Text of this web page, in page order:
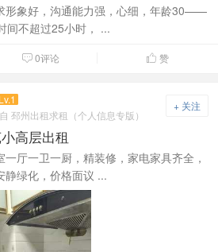
形象好，沟通能力强，心细，年龄30——
间不超过25小时， ...
 0评论  赞
+ 关注
Lv.1
邳州出租求租（个人信息专版）
高层出租
厅一卫一厨，精装修，家电家具齐全，
静绿化，价格面议 ...